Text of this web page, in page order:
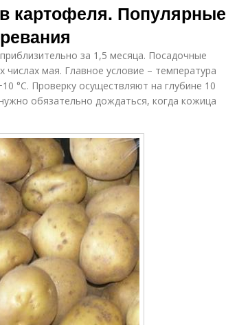
картофеля. Популярные
за 1,5 месяца. Посадочные
мая. Главное условие – температура
°C. Проверку осуществляют на глубине 10
обязательно дождаться, когда кожица